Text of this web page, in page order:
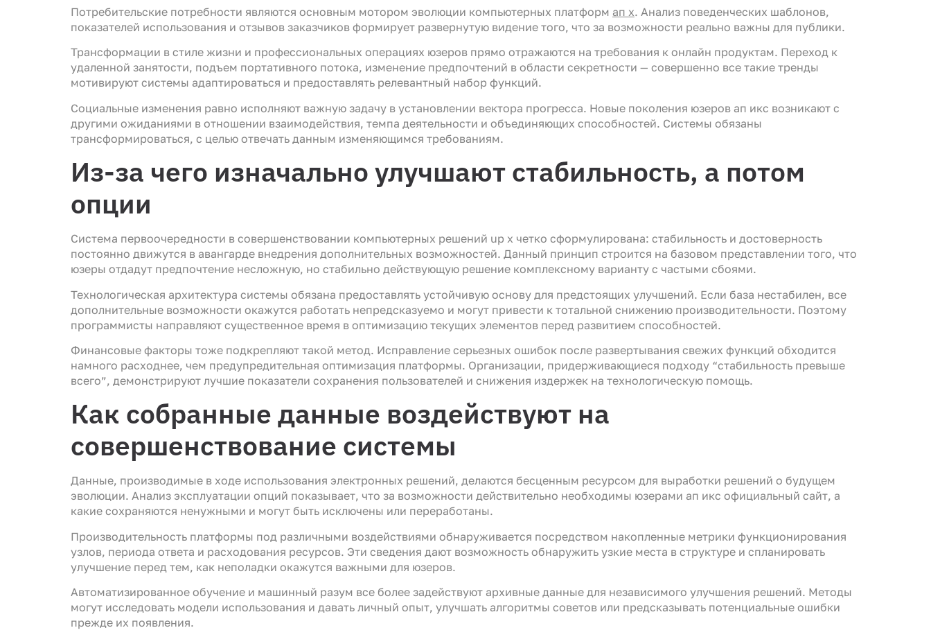
Потребительские потребности являются основным мотором эволюции компьютерных платформ ап х. Анализ поведенческих шаблонов,
показателей использования и отзывов заказчиков формирует развернутую видение того, что за возможности реально важны для публики.
Трансформации в стиле жизни и профессиональных операциях юзеров прямо отражаются на требования к онлайн продуктам. Переход к
удаленной занятости, подъем портативного потока, изменение предпочтений в области секретности — совершенно все такие тренды
мотивируют системы адаптироваться и предоставлять релевантный набор функций.
Социальные изменения равно исполняют важную задачу в установлении вектора прогресса. Новые поколения юзеров ап икс возникают с
другими ожиданиями в отношении взаимодействия, темпа деятельности и объединяющих способностей. Системы обязаны
трансформироваться, с целью отвечать данным изменяющимся требованиям.
Из-за чего изначально улучшают стабильность, а потом
опции
Система первоочередности в совершенствовании компьютерных решений up x четко сформулирована: стабильность и достоверность
постоянно движутся в авангарде внедрения дополнительных возможностей. Данный принцип строится на базовом представлении того, что
юзеры отдадут предпочтение несложную, но стабильно действующую решение комплексному варианту с частыми сбоями.
Технологическая архитектура системы обязана предоставлять устойчивую основу для предстоящих улучшений. Если база нестабилен, все
дополнительные возможности окажутся работать непредсказуемо и могут привести к тотальной снижению производительности. Поэтому
программисты направляют существенное время в оптимизацию текущих элементов перед развитием способностей.
Финансовые факторы тоже подкрепляют такой метод. Исправление серьезных ошибок после развертывания свежих функций обходится
намного расходнее, чем предупредительная оптимизация платформы. Организации, придерживающиеся подходу “стабильность превыше
всего”, демонстрируют лучшие показатели сохранения пользователей и снижения издержек на технологическую помощь.
Как собранные данные воздействуют на
совершенствование системы
Данные, производимые в ходе использования электронных решений, делаются бесценным ресурсом для выработки решений о будущем
эволюции. Анализ эксплуатации опций показывает, что за возможности действительно необходимы юзерами ап икс официальный сайт, а
какие сохраняются ненужными и могут быть исключены или переработаны.
Производительность платформы под различными воздействиями обнаруживается посредством накопленные метрики функционирования
узлов, периода ответа и расходования ресурсов. Эти сведения дают возможность обнаружить узкие места в структуре и спланировать
улучшение перед тем, как неполадки окажутся важными для юзеров.
Автоматизированное обучение и машинный разум все более задействуют архивные данные для независимого улучшения решений. Методы
могут исследовать модели использования и давать личный опыт, улучшать алгоритмы советов или предсказывать потенциальные ошибки
прежде их появления.